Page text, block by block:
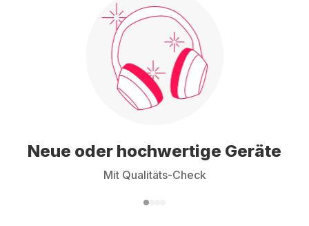
Neue oder hochwertige Geräte
Mit Qualitäts-Check